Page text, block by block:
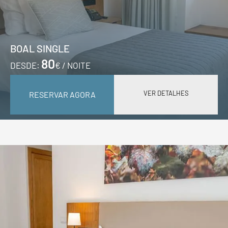
BOAL SINGLE
DESDE: 80€ / NOITE
RESERVAR AGORA VER DETALHES